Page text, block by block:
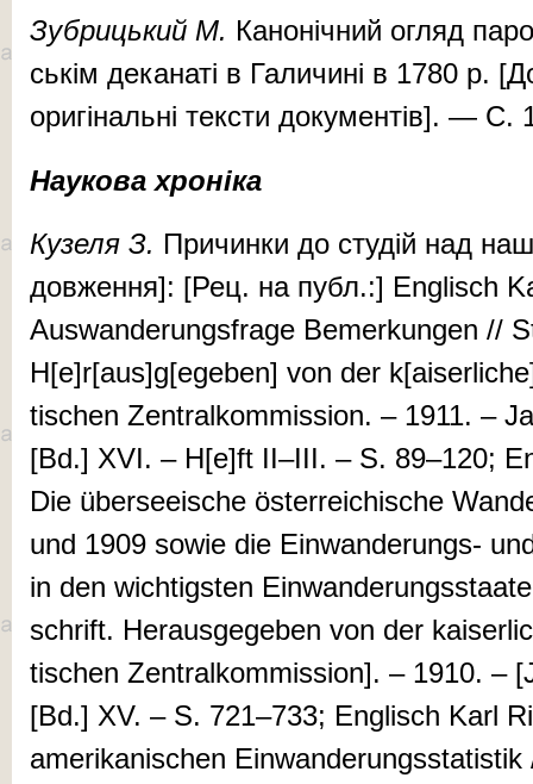
Зуб­риць­кий М. Ка­но­ніч­ний ог­ляд
ськім де­ка­на­ті в Га­ли­чи­ні в 1780 р.
оригінальні тексти документів]. — С.
Наукова хроніка
Ку­зе­ля З. При­чин­ки до сту­дій над
дов­жен­ня]: [Рец. на публ.:] En­glisch
Auswan­de­rungs­fra­ge Bem­er­kungen //
H[e]r[aus]g[ege­ben] von der
tischen Zen­tral­kom­mis­sion. – 1911. –
[Bd.] XVI. – H[e]ft II–III. – S. 89–120;
Die über­­seeische ös­­ter­­rei­­chische
und 1909 sowie die Ein­wan­derungs-
in den wichtig­sten
schrift. He­raus­­gege­ben von der
tischen Zen­tral­kom­mis­si­on]. – 1910. –
[Bd.] XV. – S. 721–733; En­glisch Karl
ameri­kan­ischen